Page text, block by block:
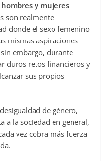
y mujeres
son realmente
donde el sexo femenino
mismas aspiraciones
embargo, durante
duros retos financieros y
sus propios
de género,
a la sociedad en general,
vez cobra más fuerza